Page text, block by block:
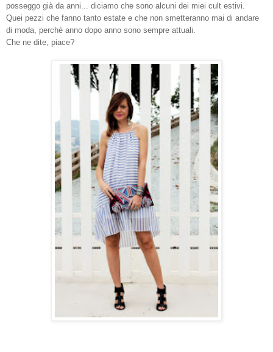
posseggo già da anni... diciamo che sono alcuni dei miei cult estivi.
Quei pezzi che fanno tanto estate e che non smetteranno mai di andare
di moda, perchè anno dopo anno sono sempre attuali.
Che ne dite, piace?